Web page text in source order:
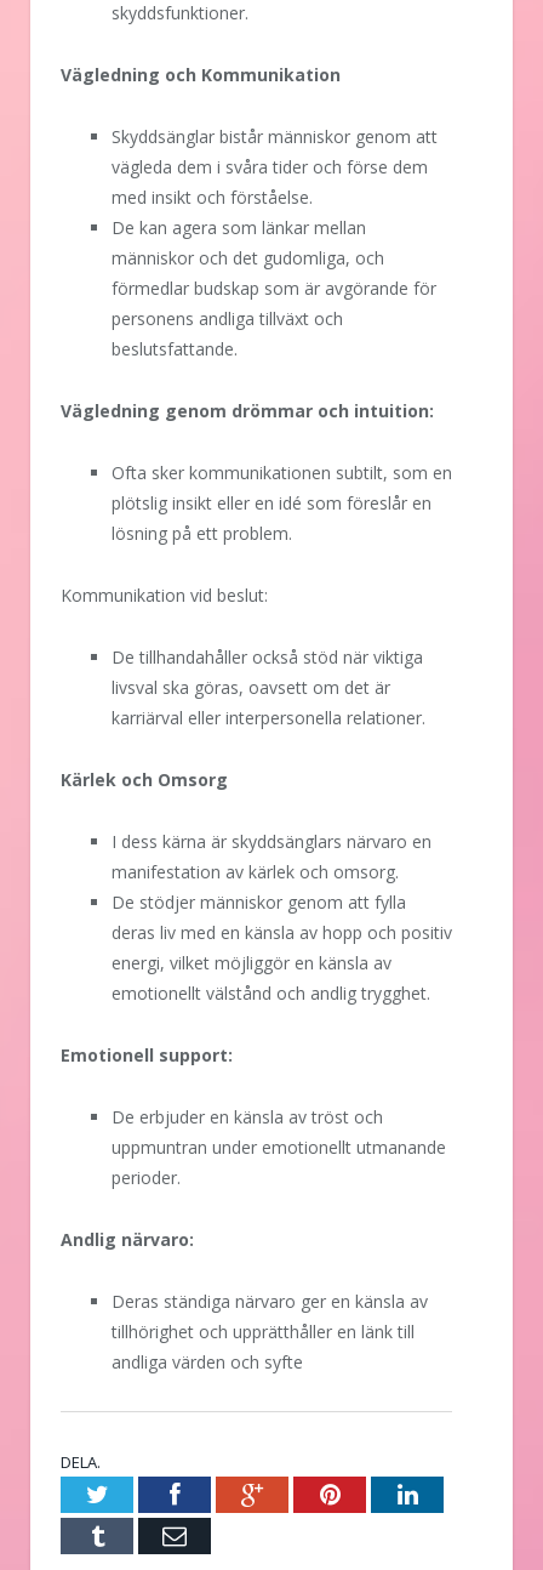
skyddsfunktioner.
Vägledning och Kommunikation
Skyddsänglar bistår människor genom att
vägleda dem i svåra tider och förse dem
med insikt och förståelse.
De kan agera som länkar mellan
människor och det gudomliga, och
förmedlar budskap som är avgörande för
personens andliga tillväxt och
beslutsfattande.
Vägledning genom drömmar och intuition:
Ofta sker kommunikationen subtilt, som en
plötslig insikt eller en idé som föreslår en
lösning på ett problem.
Kommunikation vid beslut:
De tillhandahåller också stöd när viktiga
livsval ska göras, oavsett om det är
karriärval eller interpersonella relationer.
Kärlek och Omsorg
I dess kärna är skyddsänglars närvaro en
manifestation av kärlek och omsorg.
De stödjer människor genom att fylla
deras liv med en känsla av hopp och positiv
energi, vilket möjliggör en känsla av
emotionellt välstånd och andlig trygghet.
Emotionell support:
De erbjuder en känsla av tröst och
uppmuntran under emotionellt utmanande
perioder.
Andlig närvaro:
Deras ständiga närvaro ger en känsla av
tillhörighet och upprätthåller en länk till
andliga värden och syfte
DELA.
TwitterFacebookGoogle+PinterestLinkedIn
Tumblr E-